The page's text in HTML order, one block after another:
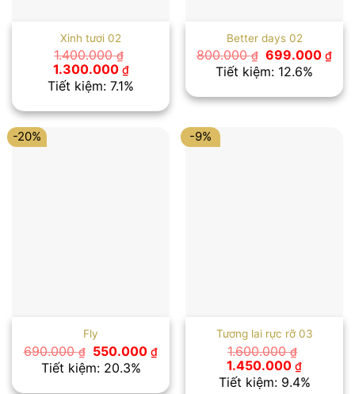
Xinh tươi 02
1.400.000₫
Giá
gốc
là:
1.300.000 ₫Giá
hiện
tại
1.300.000 ₫.
Tiết kiệm: 7.1%
Better days 02
800.000₫ Giá
gốc
là:
699.000₫Giá
là:
Tiết kiệm: 12.6%
-20%
Fly
690.000₫
Giá
gốc
là:
550.000₫Giá
là:
Tiết kiệm: 20.3%
-9%
Tương lai rực rỡ 03
1.600.000₫
Giá
gốc
là:
1.450.000 ₫Giá
hiện
tại
Tiết kiệm: 9.4%